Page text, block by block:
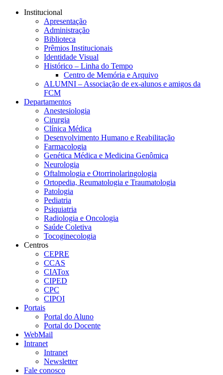
Conteúdo principal
Institucional
Apresentação
Administração
Biblioteca
Prêmios Institucionais
Identidade Visual
Histórico – Linha do Tempo
Centro de Memória e Arquivo
ALUMNI – Associação de ex-alunos e amigos da
FCM
Departamentos
Anestesiologia
Cirurgia
Clínica Médica
Desenvolvimento Humano e Reabilitação
Farmacologia
Genética Médica e Medicina Genômica
Neurologia
Oftalmologia e Otorrinolaringologia
Ortopedia, Reumatologia e Traumatologia
Patologia
Pediatria
Psiquiatria
Radiologia e Oncologia
Saúde Coletiva
Tocoginecologia
Centros
CEPRE
CCAS
CIATox
CIPED
CPC
CIPOI
Portais
Portal do Aluno
Portal do Docente
WebMail
Intranet
Intranet
Newsletter
Fale conosco